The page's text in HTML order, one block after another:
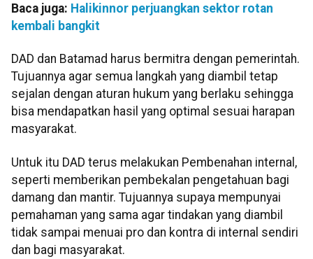
Baca juga: Halikinnor perjuangkan sektor rotan
kembali bangkit
DAD dan Batamad harus bermitra dengan pemerintah.
Tujuannya agar semua langkah yang diambil tetap
sejalan dengan aturan hukum yang berlaku sehingga
bisa mendapatkan hasil yang optimal sesuai harapan
masyarakat.
Untuk itu DAD terus melakukan Pembenahan internal,
seperti memberikan pembekalan pengetahuan bagi
damang dan mantir. Tujuannya supaya mempunyai
pemahaman yang sama agar tindakan yang diambil
tidak sampai menuai pro dan kontra di internal sendiri
dan bagi masyarakat.